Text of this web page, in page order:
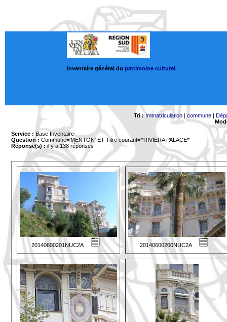
Inventaire général du patrimoine culturel
Tri : Immatriculation |commune |
Service : Base Inventaire
Question : Commune='MENTON' ET Titre courant='*RIVIERA PALACE*'
Réponse(s) :il y a 138 réponses
20140600201NUC2A 20140600200NUC2A